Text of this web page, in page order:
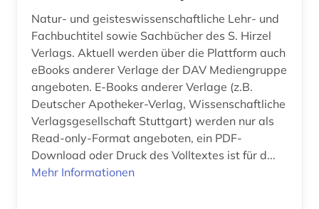
Natur- und geisteswissenschaftliche Lehr- und
Fachbuchtitel sowie Sachbücher des S. Hirzel
Verlags. Aktuell werden über die Plattform auch
eBooks anderer Verlage der DAV Mediengruppe
angeboten. E-Books anderer Verlage (z.B.
Deutscher Apotheker-Verlag, Wissenschaftliche
Verlagsgesellschaft Stuttgart) werden nur als
Read-only-Format angeboten, ein PDF-
Download oder Druck des Volltextes ist für d...
Mehr Informationen